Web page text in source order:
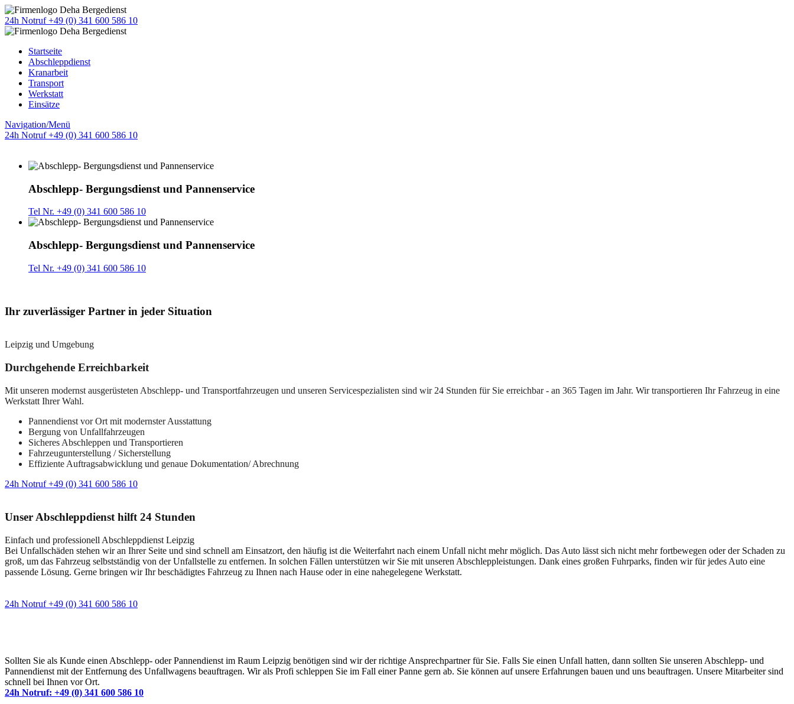
24h Notruf +49 (0) 341 600 586 10
Startseite
Abschleppdienst
Kranarbeit
Transport
Werkstatt
Einsätze
Navigation/Menü
24h Notruf +49 (0) 341 600 586 10
Abschlepp- Bergungsdienst und Pannenservice
Tel Nr. +49 (0) 341 600 586 10
Abschlepp- Bergungsdienst und Pannenservice
Tel Nr. +49 (0) 341 600 586 10
Ihr zuverlässiger Partner in jeder Situation
Leipzig und Umgebung
Durchgehende Erreichbarkeit
Mit unseren modernst ausgerüsteten Abschlepp- und Transportfahrzeugen und unseren Servicespezialisten sind wir 24 Stunden für Sie erreichbar - an 365 Tagen im Jahr. Wir transportieren Ihr Fahrzeug in eine
Werkstatt Ihrer Wahl.
Pannendienst vor Ort mit modernster Ausstattung
Bergung von Unfallfahrzeugen
Sicheres Abschleppen und Transportieren
Fahrzeugunterstellung / Sicherstellung
Effiziente Auftragsabwicklung und genaue Dokumentation/ Abrechnung
24h Notruf +49 (0) 341 600 586 10
Unser Abschleppdienst hilft 24 Stunden
Einfach und professionell Abschleppdienst Leipzig
Bei Unfallschäden stehen wir an Ihrer Seite und sind schnell am Einsatzort, den häufig ist die Weiterfahrt nach einem Unfall nicht mehr möglich. Das Auto lässt sich nicht mehr fortbewegen oder der Schaden zu
groß, um das Fahrzeug selbstständig von der Unfallstelle zu entfernen. In solchen Fällen unterstützen wir Sie mit unseren Abschleppleistungen. Dank eines großen Fuhrparks, finden wir für jedes Auto eine
passende Lösung. Gerne bringen wir Ihr beschädigtes Fahrzeug zu Ihnen nach Hause oder in eine nahegelegene Werkstatt.
24h Notruf +49 (0) 341 600 586 10
Sollten Sie als Kunde einen Abschlepp- oder Pannendienst im Raum Leipzig benötigen sind wir der richtige Ansprechpartner für Sie. Falls Sie einen Unfall hatten, dann sollten Sie unseren Abschlepp- und
Pannendienst mit der Entfernung des Unfallwagens beauftragen. Wir als Profi schleppen Sie im Fall einer Panne gern ab. Sie können auf unsere Erfahrungen bauen und uns beauftragen. Unsere Mitarbeiter sind
schnell bei Ihnen vor Ort.
24h Notruf: +49 (0) 341 600 586 10